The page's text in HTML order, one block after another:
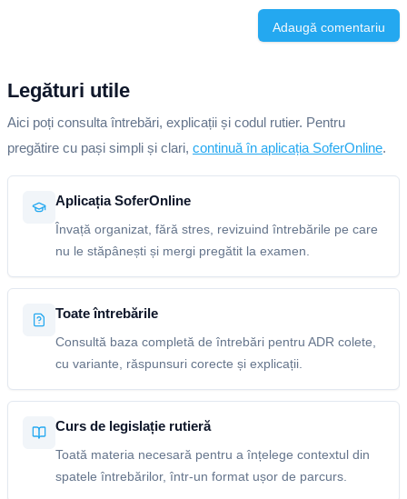
Adaugă comentariu
Legături utile
Aici poți consulta întrebări, explicații și codul rutier. Pentru
pregătire cu pași simpli și clari, continuă în aplicația SoferOnline.
Aplicația SoferOnline
Învață organizat, fără stres, revizuind întrebările pe care
nu le stăpânești și mergi pregătit la examen.
Toate întrebările
Consultă baza completă de întrebări pentru ADR colete,
cu variante, răspunsuri corecte și explicații.
Curs de legislație rutieră
Toată materia necesară pentru a înțelege contextul din
spatele întrebărilor, într-un format ușor de parcurs.